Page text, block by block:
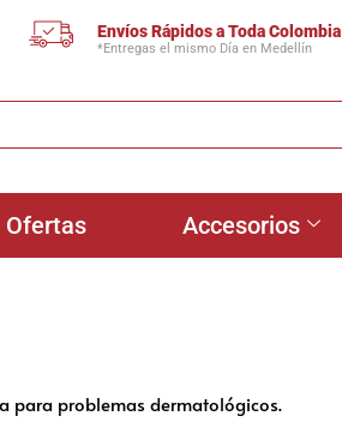
Envíos Rápidos a Toda Colombia
*Entregas el mismo Día en Medellín
Ofertas Accesorios
para problemas dermatológicos.